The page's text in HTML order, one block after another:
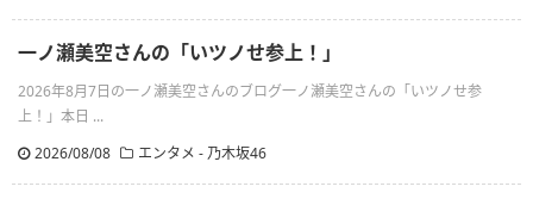
一ノ瀬美空さんの「いツノせ参上！」
2026年8月7日の一ノ瀬美空さんのブログ一ノ瀬美空さんの「いツノせ参
上！」本日 ...
2026/08/08
エンタメ - 乃木坂46